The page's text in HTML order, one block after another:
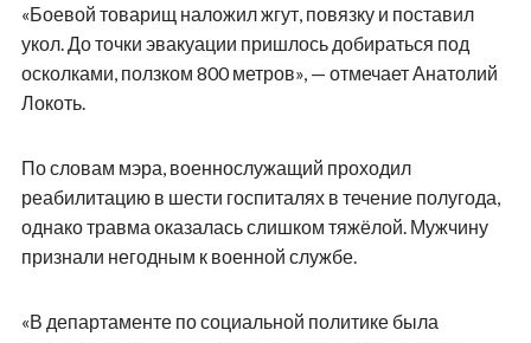
«Боевой товарищ наложил жгут, повязку и поставил
укол. До точки эвакуации пришлось добираться под
осколками, ползком 800 метров», — отмечает Анатолий
Локоть.
По словам мэра, военнослужащий проходил
реабилитацию в шести госпиталях в течение полугода,
однако травма оказалась слишком тяжёлой. Мужчину
признали негодным к военной службе.
«В департаменте по социальной политике была